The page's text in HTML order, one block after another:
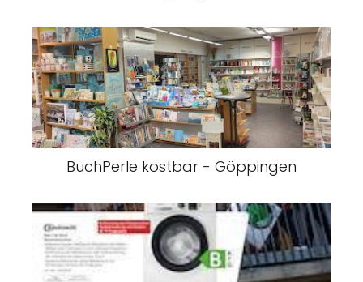
BuchPerle kostbar - Göppingen